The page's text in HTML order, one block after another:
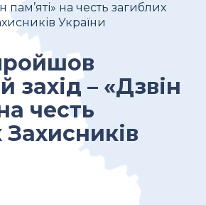
пам’яті» на честь загиблих
України
захід – «Дзвін
честь